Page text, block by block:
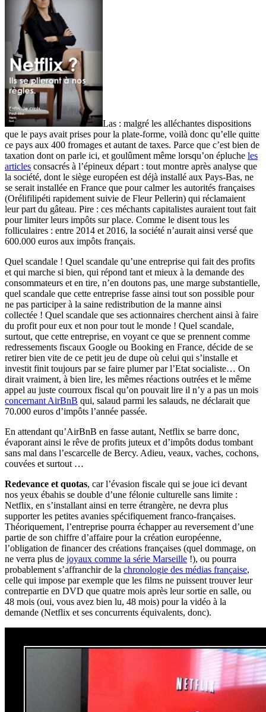
Las : malgré les alléchantes dispositions
que le pays avait prises pour la plate-forme, voilà donc qu’elle quitte
ce pays aux 400 fromages et autant de taxes. Parce que c’est bien de
taxation dont on parle ici, et goulûment même lorsqu’on épluche les
articles consacrés à l’épineux départ : tout montre après analyse que
la société, dont le siège européen est déjà installé aux Pays-Bas, ne
se serait installée en France que pour calmer les autorités françaises
(Orélifilipéti rapidement suivie de Fleur Pellerin) qui réclamaient
leur part du gâteau. Pire : ces méchants capitalistes auraient tout fait
pour limiter leurs impôts sur place. Comme le disent tous les
folliculaires : entre 2014 et 2016, la société n’aurait ainsi versé que
600.000 euros aux impôts français.
Quel scandale ! Quel scandale qu’une entreprise qui fait des profits
et qui marche si bien, qui répond tant et mieux à la demande des
consommateurs et en tire, n’en doutons pas, une marge substantielle,
quel scandale que cette entreprise fasse ainsi tout son possible pour
ne pas participer à la saine redistribution de la manne ainsi
collectée ! Quel scandale que ses actionnaires cherchent ainsi à faire
du profit pour eux et non pour tout le monde ! Quel scandale,
surtout, que cette entreprise, en voyant ce que se prennent comme
redressements fiscaux Google ou Booking en France, décide de se
retirer bien vite de ce petit jeu de dupe où celui qui s’installe et
investit finit toujours par se faire plumer par l’Etat socialiste… On
dirait vraiment, à bien lire, les mêmes réactions outrées et le même
appel au juste courroux fiscal qu’on pouvait lire il n’y a pas un mois
concernant AirBnB qui, salaud parmi les salauds, ne déclarait que
70.000 euros d’impôts l’année passée.
En attendant qu’AirBnB en fasse autant, Netflix se barre donc,
évaporant ainsi le rêve de profits juteux et d’impôts dodus tombant
sans mal dans l’escarcelle de Bercy. Adieu, veaux, vaches, cochons,
couvées et surtout …
Redevance et quotas, car l’évasion fiscale qui se joue ici devant
nos yeux ébahis se double d’une félonie culturelle sans limite :
Netflix, en s’installant ainsi en terre étrangère, ne devra plus
supporter les petites avanies spécifiquement franco-françaises.
Théoriquement, l’entreprise pourra échapper au reversement d’une
partie de son chiffre d’affaire pour la création européenne,
l’obligation de financer des créations françaises (quel dommage, on
ne verra plus de joyaux comme la série Marseille !), ou pourra
probablement s’affranchir de la chronologie des médias française,
celle qui impose par exemple que les films ne puissent trouver leur
contrepartie en DVD que quatre mois après leur sortie en salle, ou
48 mois (oui, vous avez bien lu, 48 mois) pour la vidéo à la
demande (Netflix et ses concurrents équivalents, donc).